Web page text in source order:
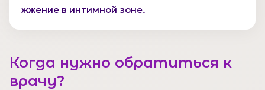
жжение в интимной зоне.
Когда нужно обратиться к
врачу?